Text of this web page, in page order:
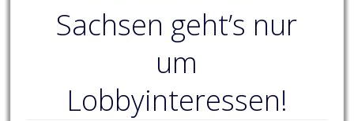
Sachsen geht’s nur
um
Lobbyinteressen!